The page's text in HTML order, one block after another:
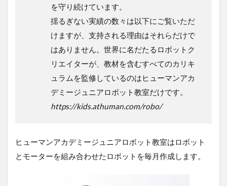
を守り続けています。
揺るぎない実績の数々は以下にご覧いただ
けますが、支持される理由はそれらだけで
はありません。世界に名だたるロボットク
リエイターが、教材を含むすべてのカリキ
ュラムを監修しているのはヒューマンアカ
デミージュニアロボット教室だけです。
https://kids.athuman.com/robo/
ヒューマンアカデミージュニアロボット教室はロボット
とモーターを組み合わせたロボットを毎月作成します。